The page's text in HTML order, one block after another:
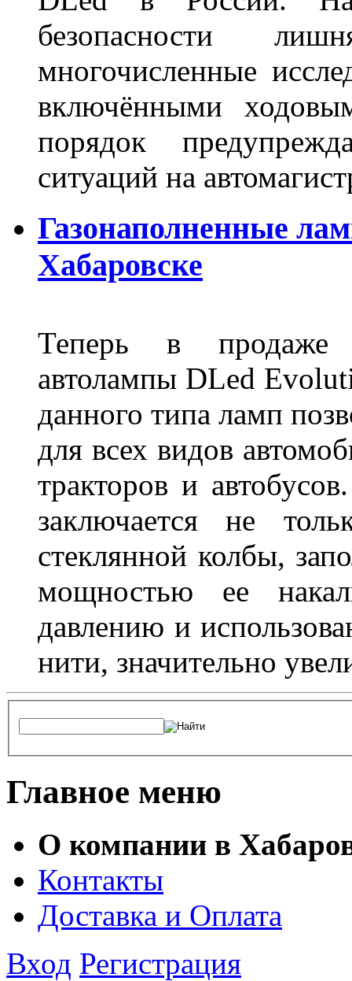
безопасности
многочисленные
включёнными
порядок
ситуаций на
Газонаполненные
Хабаровске
Теперь в продаже
автолампы DLed
данного типа ламп
для всех видов
тракторов и
заключается не
стеклянной колбы,
мощностью ее
давлению и
нити, значительно
Главное меню
О компании в
Контакты
Доставка и Оплата
Вход Регистрация